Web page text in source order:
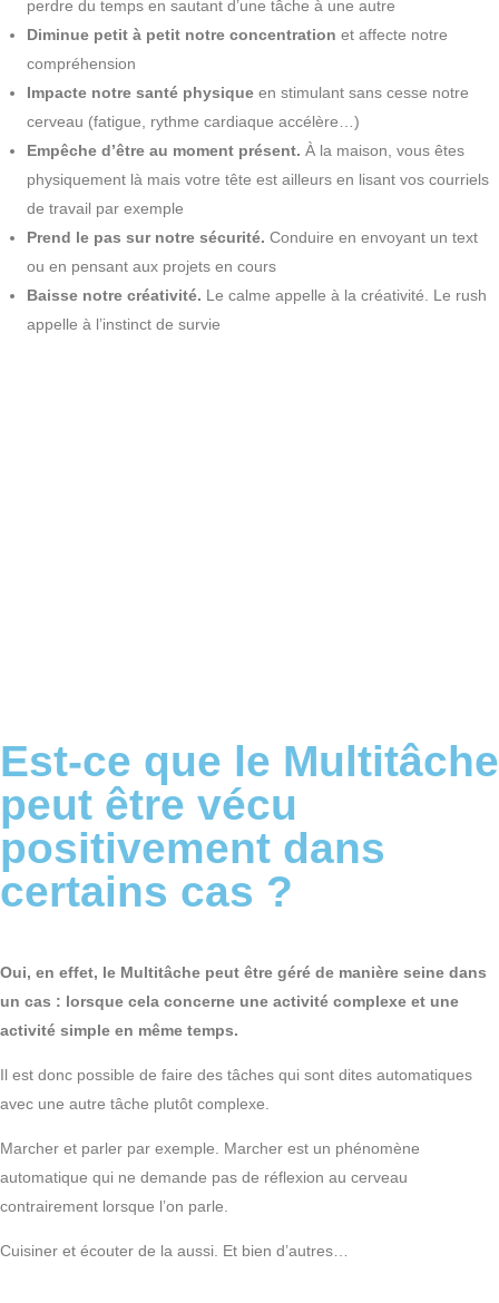
perdre du temps en sautant d’une tâche à une autre
Diminue petit à petit notre concentration et affecte notre
compréhension
Impacte notre santé physique en stimulant sans cesse notre
cerveau (fatigue, rythme cardiaque accélère…)
Empêche d’être au moment présent. À la maison, vous êtes
physiquement là mais votre tête est ailleurs en lisant vos courriels
de travail par exemple
Prend le pas sur notre sécurité. Conduire en envoyant un text
ou en pensant aux projets en cours
Baisse notre créativité. Le calme appelle à la créativité. Le rush
appelle à l’instinct de survie
Est-ce que le Multitâche
peut être vécu
positivement dans
certains cas ?
Oui, en effet, le Multitâche peut être géré de manière seine dans
un cas : lorsque cela concerne une activité complexe et une
activité simple en même temps.
Il est donc possible de faire des tâches qui sont dites automatiques
avec une autre tâche plutôt complexe.
Marcher et parler par exemple. Marcher est un phénomène
automatique qui ne demande pas de réflexion au cerveau
contrairement lorsque l’on parle.
Cuisiner et écouter de la aussi. Et bien d’autres…